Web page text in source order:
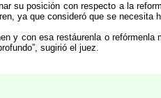
su posición con respecto a la
ya que consideró que se necesita
y con esa restáurenla o
sugirió el juez.